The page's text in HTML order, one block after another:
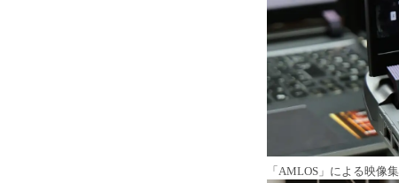
「AMLOS」による映像